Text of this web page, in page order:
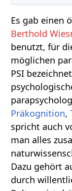
Es gab einen
Berthold
benutzt, für
möglichen
PSI
Präkognition,
spricht auch
man alles
Dazu gehört
durch